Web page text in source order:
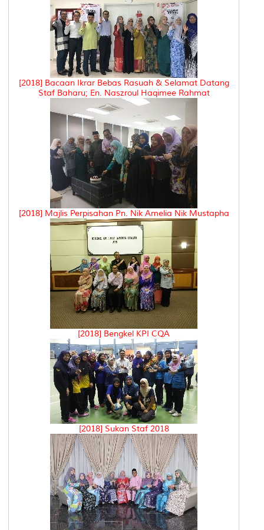
[2018] Bacaan Ikrar Bebas Rasuah & Selamat Datang
Staf Baharu; En. Naszroul Haqimee Rahmat
[2018] Majlis Perpisahan Pn. Nik Amelia Nik Mustapha
[2018] Bengkel KPI CQA
[2018] Sukan Staf 2018